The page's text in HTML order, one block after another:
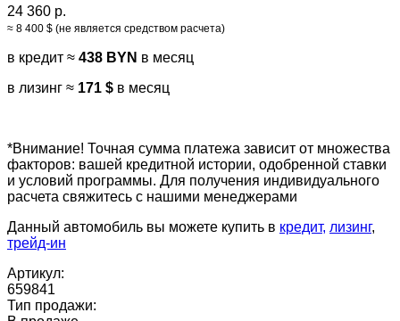
24 360 р.
≈ 8 400 $ (не является средством расчета)
в кредит ≈ 438 BYN в месяц
в лизинг ≈ 171 $ в месяц
*Внимание! Точная сумма платежа зависит от множества
факторов: вашей кредитной истории, одобренной ставки
и условий программы. Для получения индивидуального
расчета свяжитесь с нашими менеджерами
Данный автомобиль вы можете купить в кредит, лизинг,
трейд-ин
Артикул:
659841
Тип продажи: